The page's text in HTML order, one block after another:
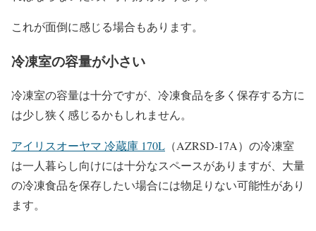
これが面倒に感じる場合もあります。
冷凍室の容量が小さい
冷凍室の容量は十分ですが、冷凍食品を多く保存する方に
は少し狭く感じるかもしれません。
アイリスオーヤマ 冷蔵庫 170L （AZRSD-17A）の冷凍室
は一人暮らし向けには十分なスペースがありますが、大量
の冷凍食品を保存したい場合には物足りない可能性があり
ます。